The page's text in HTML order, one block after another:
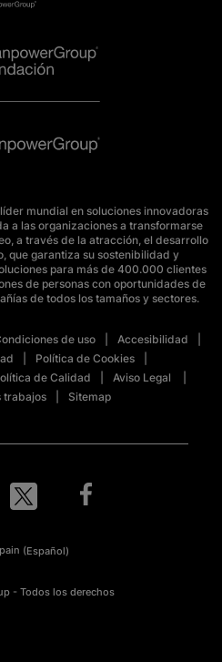
mundial en soluciones innovadoras
a las organizaciones a transformarse
a través de la atracción, el desarrollo
que garantiza su sostenibilidad y
para más de 400.000 clientes
de personas con oportunidades de
de todos los tamaños y sectores.
de uso
Accesibilidad
Política de Cookies
de Calidad
Aviso Legal
trabajos
Sitemap
- Todos los derechos
(Español)